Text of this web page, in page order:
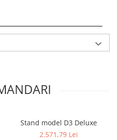
Stand model D3 Deluxe
2.571,79 Lei